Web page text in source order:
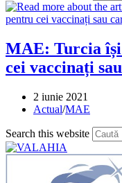
MAE: Turcia
cei vaccinați
Post
published:
2 iunie 2021
Post
Actual/MAE
Search this website